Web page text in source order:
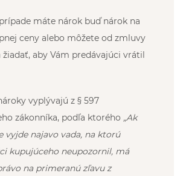
máte nárok buď nárok na
ceny alebo môžete od zmluvy
aby Vám predávajúci vrátil
vyplývajú z § 597
zákonníka, podľa ktorého „Ak
vyjde najavo vada, na ktorú
kupujúceho neupozornil, má
na primeranú zľavu z